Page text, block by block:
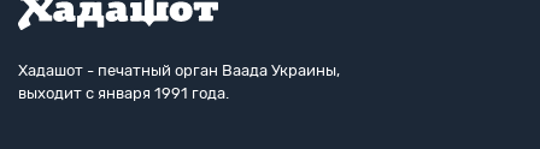
Хадашот - печатный орган Ваада Украины,
выходит с января 1991 года.